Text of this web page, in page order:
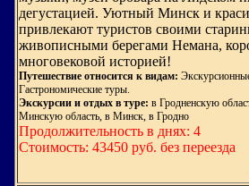
дегустацией. Уютный Минск и
привлекают туристов своими
живописными берегами Немана,
многовековой историей!
Путешествие относится к видам:
Гастрономические туры.
Экскурсии и отдых в туре: в Гродненскую
Минскую область, в Минск, в Гродно
Продолжительность в днях: 4
Стоимость: 43450 руб. без переезда